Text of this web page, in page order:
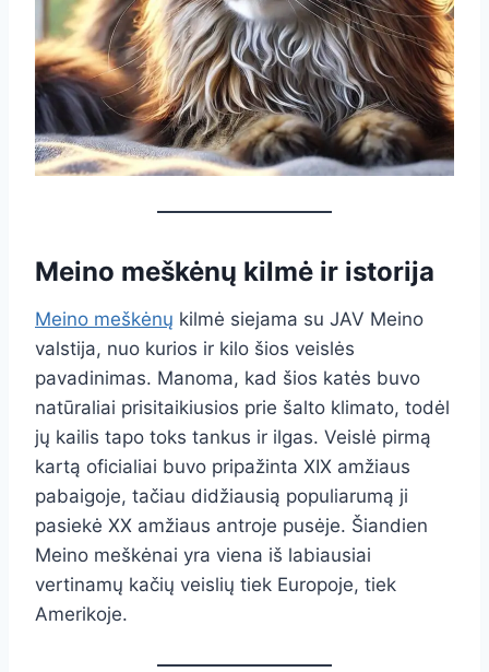
Meino meškėnų kilmė ir istorija
Meino meškėnų kilmė siejama su JAV Meino
valstija, nuo kurios ir kilo šios veislės
pavadinimas. Manoma, kad šios katės buvo
natūraliai prisitaikiusios prie šalto klimato, todėl
jų kailis tapo toks tankus ir ilgas. Veislė pirmą
kartą oficialiai buvo pripažinta XIX amžiaus
pabaigoje, tačiau didžiausią populiarumą ji
pasiekė XX amžiaus antroje pusėje. Šiandien
Meino meškėnai yra viena iš labiausiai
vertinamų kačių veislių tiek Europoje, tiek
Amerikoje.